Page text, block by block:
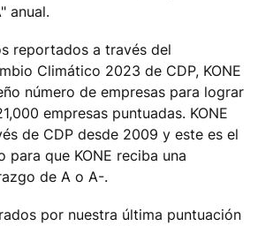
anual.
reportados a través del
Climático 2023 de CDP, KONE
número de empresas para lograr
empresas puntuadas. KONE
de CDP desde 2009 y este es el
para que KONE reciba una
de A o A-.
por nuestra última puntuación